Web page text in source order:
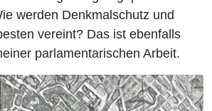
werden Denkmalschutz und
vereint? Das ist ebenfalls
parlamentarischen Arbeit.